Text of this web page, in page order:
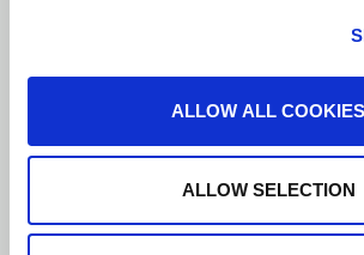
ALLOW ALL COOKIES
ALLOW SELECTION
Το City 300 βοηθά τα κτίρια να μειώσουν